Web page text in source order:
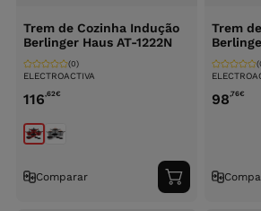
Trem de Cozinha Indução
Berlinger Haus AT-1222N
ELECTROACTIVA
(0)
116,62€
Comparar
Adicionar
ao
Trem
98,76€